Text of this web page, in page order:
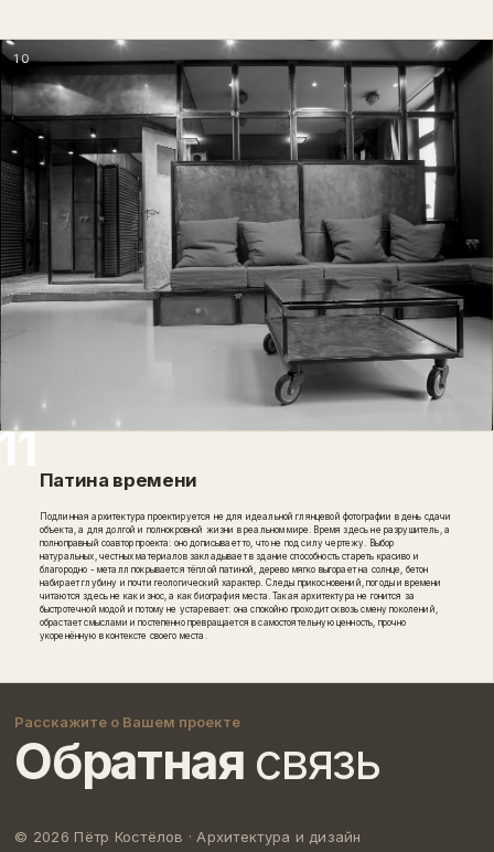
10
Патина времени
Подлинная архитектура проектируется не для идеальной глянцевой фотографии в день сдачи
объекта, а для долгой и полнокровной жизни в реальном мире. Время здесь не разрушитель, а
полноправный соавтор проекта: оно дописывает то, что не под силу чертежу. Выбор
натуральных, честных материалов закладывает в здание способность стареть красиво и
благородно - металл покрывается тёплой патиной, дерево мягко выгорает на солнце, бетон
набирает глубину и почти геологический характер. Следы прикосновений, погоды и времени
читаются здесь не как износ, а как биография места. Такая архитектура не гонится за
быстротечной модой и потому не устаревает: она спокойно проходит сквозь смену поколений,
обрастает смыслами и постепенно превращается в самостоятельную ценность, прочно
укоренённую в контексте своего места.
Расскажите о Вашем проекте
Обратная связь
© 2026 Пётр Костёлов ·Архитектура и дизайн